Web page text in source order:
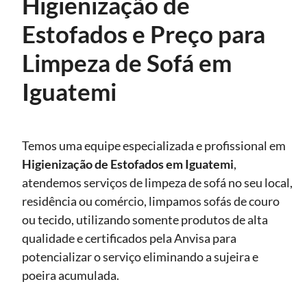
Estofados e Preço para
Limpeza de Sofá em
Iguatemi
Temos uma equipe especializada e profissional em
Higienização de Estofadosem Iguatemi,
atendemos serviços de limpeza de sofá no seu local,
residência ou comércio, limpamos sofás de couro
ou tecido, utilizando somente produtos de alta
qualidade e certificados pela Anvisa para
potencializar o serviço eliminando a sujeira e
poeira acumulada.